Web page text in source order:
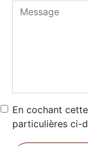
En cochant
particulières ci-